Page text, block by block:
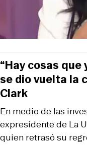
En medio de las
expresidente de La
quien retrasó su
“Hay cosas que
se dio vuelta la
Clark